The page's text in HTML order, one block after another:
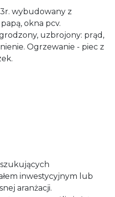
wybudowany z
okna pcv.
uzbrojony: prąd,
Ogrzewanie - piec z
inwestycyjnym lub
aranżacji.